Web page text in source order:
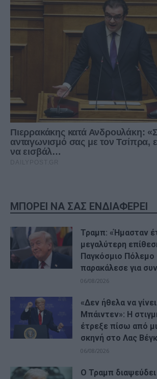
ΜΠΟΡΕΙ ΝΑ ΣΑΣ ΕΝΔΙΑΦΕΡΕΙ
Τραμπ: «Ήμασταν
μεγαλύτερη
Παγκόσμιο Πόλεμο
παρακάλεσε για
06/08/2026
«Δεν ήθελα να
Μπάιντεν»: Η
έτρεξε πίσω από
σκηνή στο Λας
06/08/2026
Ο Τραμπ